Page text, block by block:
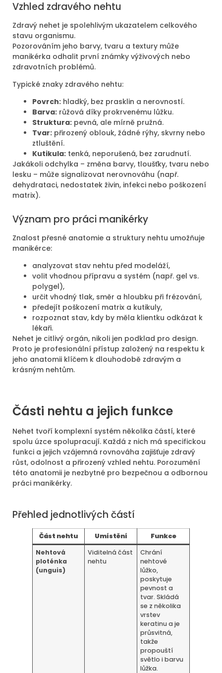
Vzhled zdravého nehtu
Zdravý nehet je spolehlivým ukazatelem celkového
stavu organismu.
Pozorováním jeho barvy, tvaru a textury může
manikérka odhalit první známky výživových nebo
zdravotních problémů.
Typické znaky zdravého nehtu:
Povrch: hladký, bez prasklin a nerovností.
Barva: růžová díky prokrvenému lůžku.
Struktura: pevná, ale mírně pružná.
Tvar: přirozený oblouk, žádné rýhy, skvrny nebo
ztluštění.
Kutikula: tenká, neporušená, bez zarudnutí.
Jakákoli odchylka – změna barvy, tloušťky, tvaru nebo
lesku – může signalizovat nerovnováhu (např.
dehydrataci, nedostatek živin, infekci nebo poškození
matrix).
Význam pro práci manikérky
Znalost přesné anatomie a struktury nehtu umožňuje
manikérce:
analyzovat stav nehtu před modeláží,
volit vhodnou přípravu a systém (např. gel vs.
polygel),
určit vhodný tlak, směr a hloubku při frézování,
předejít poškození matrix a kutikuly,
rozpoznat stav, kdy by měla klientku odkázat k
lékaři.
Nehet je citlivý orgán, nikoli jen podklad pro design.
Proto je profesionální přístup založený na respektu k
jeho anatomii klíčem k dlouhodobě zdravým a
krásným nehtům.
Části nehtu a jejich funkce
Nehet tvoří komplexní systém několika částí, které
spolu úzce spolupracují. Každá z nich má specifickou
funkci a jejich vzájemná rovnováha zajišťuje zdravý
růst, odolnost a přirozený vzhled nehtu. Porozumění
této anatomii je nezbytné pro bezpečnou a odbornou
práci manikérky.
Přehled jednotlivých částí
Část nehtu Umístění
Funkce
Nehtová
ploténka
(unguis)
Viditelná část
nehtu
Chrání
nehtové
lůžko,
poskytuje
pevnost a
tvar. Skládá
se z několika
vrstev
keratinu a je
průsvitná,
takže
propouští
světlo i barvu
lůžka.